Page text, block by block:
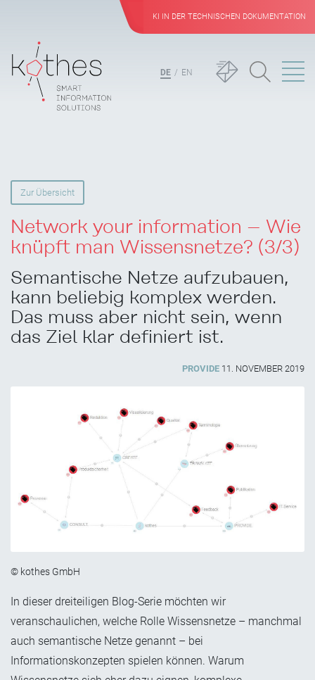
KI IN DER TECHNISCHEN DOKUMENTATION
DE EN
Zur Übersicht
Network your information – Wie
knüpft man Wissensnetze? (3/3)
Semantische Netze aufzubauen,
kann beliebig komplex werden.
Das muss aber nicht sein, wenn
das Ziel klar definiert ist.
PROVIDE 11. NOVEMBER 2019
© kothes GmbH
In dieser dreiteiligen Blog-Serie möchten wir
veranschaulichen, welche Rolle Wissensnetze – manchmal
auch semantische Netze genannt – bei
Informationskonzepten spielen können. Warum